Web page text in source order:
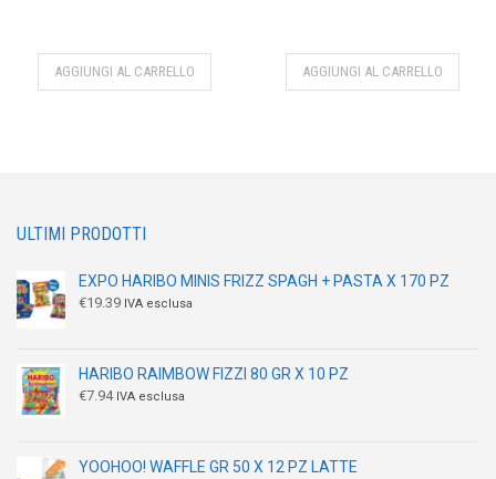
AGGIUNGI AL CARRELLO AGGIUNGI AL CARRELLO
ULTIMI PRODOTTI
EXPO HARIBO MINIS FRIZZ SPAGH + PASTA X 170 PZ
€19.39 IVA esclusa
HARIBO RAIMBOW FIZZI 80 GR X 10 PZ
€7.94 IVA esclusa
YOOHOO! WAFFLE GR 50 X 12 PZ LATTE